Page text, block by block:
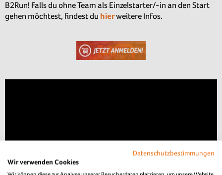
B2Run! Falls du ohne Team als Einzelstarter/-in an den Start
gehen möchtest, findest du hierweitere Infos.
Datenschutzbestimmungen
Wir verwenden Cookies